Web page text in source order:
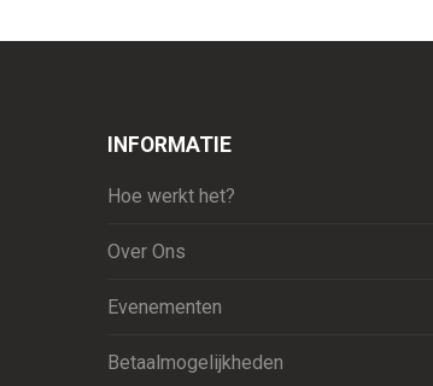
INFORMATIE
Hoe werkt het?
Over Ons
Evenementen
Betaalmogelijkheden